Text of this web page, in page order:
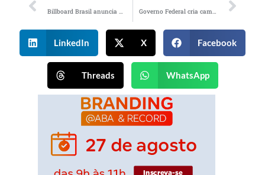
Billboard Brasil anuncia a chegada de Carina Liberato Governo Federal cria campanha a favor da vida e por uma Amazônia sem incêndios
LinkedIn X Facebook
Threads WhatsApp